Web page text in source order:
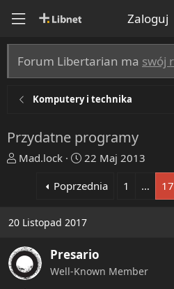
Zaloguj
Forum Libertarian ma swój
Komputery i technika
Przydatne programy
T
a
d
s
t
a
Mad.lock
R
z
o
c
ę
t
22 Maj 2013
Poprzednia
1 … 17
20 Listopad 2017
Presario
Well-Known Member